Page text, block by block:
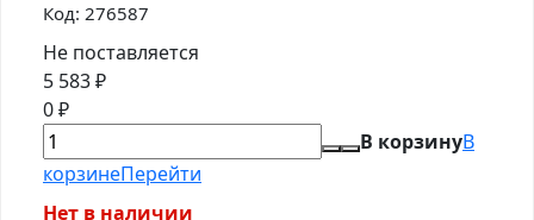
Код: 276587
Не поставляется
5 583₽
0₽
В корзинуВ
корзинеПерейти
Нет в наличии